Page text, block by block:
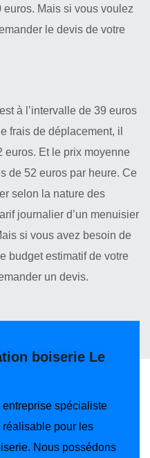
Mais si vous voulez
le devis de votre
à l’intervalle de 39 euros
frais de déplacement, il
euros. Et le prix moyenne
de 52 euros par heure. Ce
selon la nature des
journalier d’un menuisier
si vous avez besoin de
budget estimatif de votre
un devis.
boiserie Le
spécialiste
réalisable pour les
Nous possédons